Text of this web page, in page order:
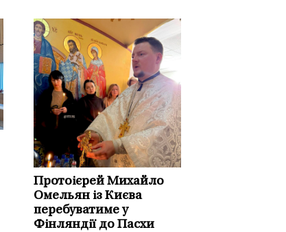
Протоієрей Михайло
Омельян із Києва
перебуватиме у
Фінляндії до Пасхи